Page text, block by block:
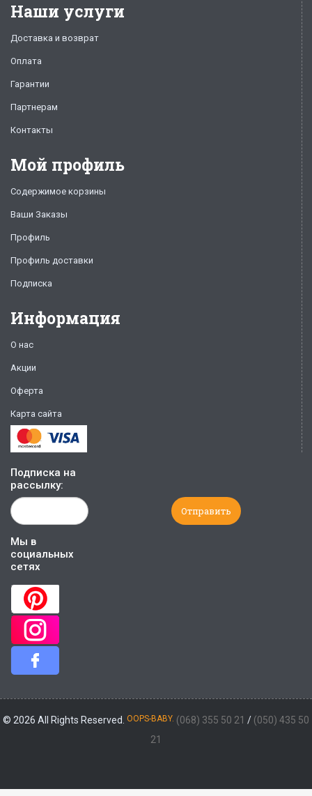
Наши услуги
Доставка и возврат
Оплата
Гарантии
Партнерам
Контакты
Мой профиль
Содержимое корзины
Ваши Заказы
Профиль
Профиль доставки
Подписка
Информация
О нас
Акции
Оферта
Карта сайта
Подписка на
рассылку:
Мы в
социальных
сетях
© 2026 All Rights Reserved. OOPS-BABY. (068) 355 50 21 / (050) 435 50
21